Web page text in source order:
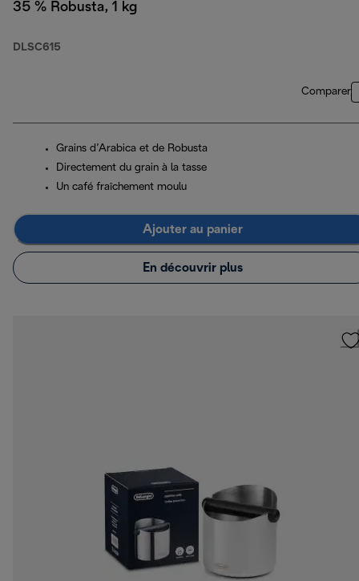
35 % Robusta, 1 kg
DLSC615
Comparer
Grains d’Arabica et de Robusta
Directement du grain à la tasse
Un café fraîchement moulu
Ajouter au panier
En découvrir plus